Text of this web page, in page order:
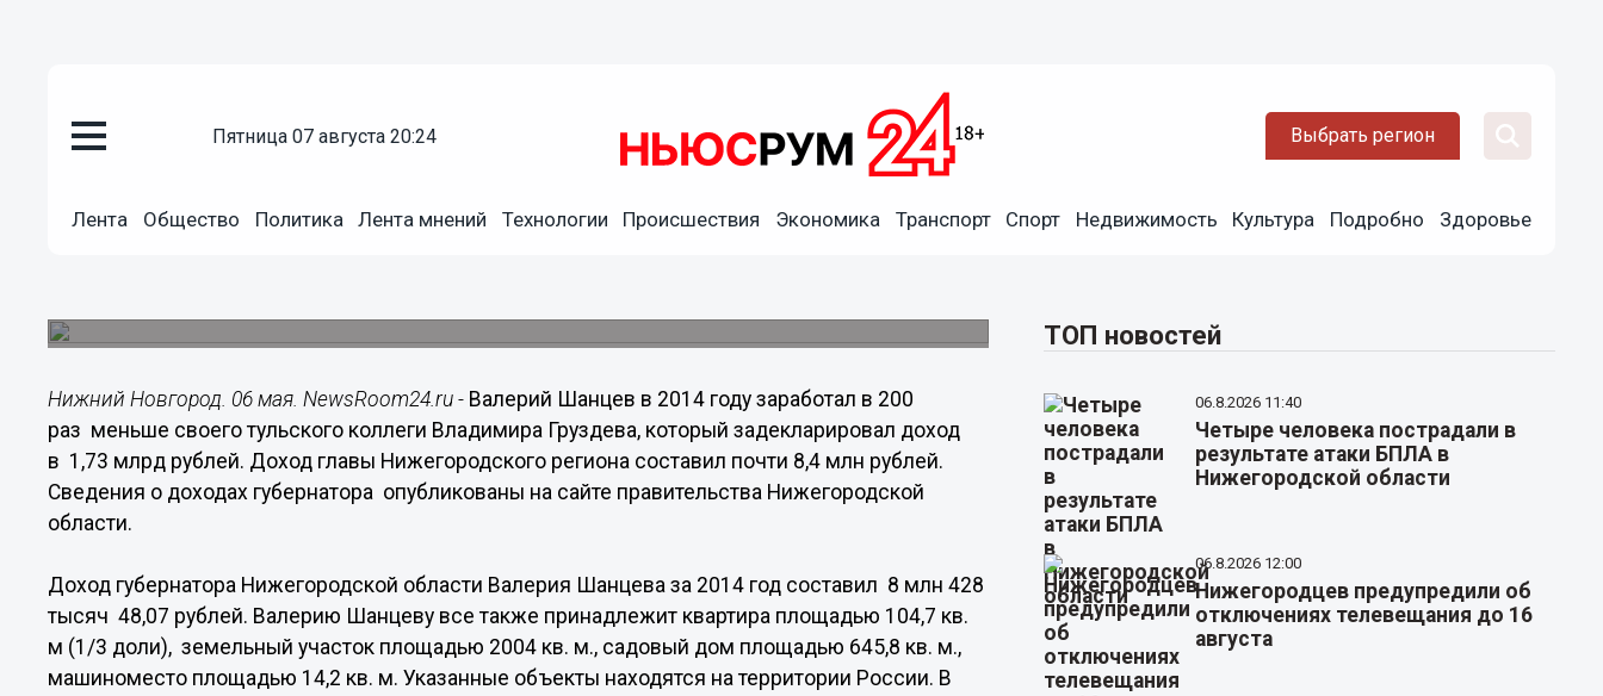
пятница 07 августа 20:24 Выбрать регион
Лента Общество Политика Лента мнений Технологии Происшествия Экономика Транспорт Спорт Недвижимость Культура Подробно Здоровье
Валерий Шанцев в 2014 году заработал в 200 раз меньше
Нижний Новгород. 06 мая. NewsRoom24.ru - Валерий Шанцев в 2014 году заработал в 200
раз меньше своего тульского коллеги Владимира Груздева, который задекларировал доход
в 1,73 млрд рублей. Доход главы Нижегородского региона составил почти 8,4 млн рублей.
Сведения о доходах губернатора опубликованы на сайте правительства Нижегородской
области.
Доход губернатора Нижегородской области Валерия Шанцева за 2014 год составил 8 млн 428
тысяч 48,07 рублей. Валерию Шанцеву все также принадлежит квартира площадью 104,7 кв.
м (1/3 доли), земельный участок площадью 2004 кв. м., садовый дом площадью 645,8 кв. м.,
машиноместо площадью 14,2 кв. м. Указанные объекты находятся на территории России. В
ТОП новостей
06.8.2026 11:40
Четыре человека пострадали в
результате атаки БПЛА в
Нижегородской области
06.8.2026 12:00
Нижегородцев предупредили об
отключениях телевещания до 16
августа